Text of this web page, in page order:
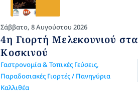
Σάββατο, 8 Αυγούστου 2026
4η Γιορτή Μελεκουνιού στα
Κοσκινού
Γαστρονομία & Τοπικές Γεύσεις,
Παραδοσιακές Γιορτές / Πανηγύρια
Καλλιθέα